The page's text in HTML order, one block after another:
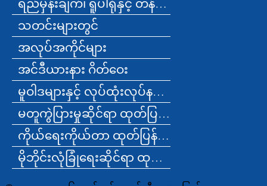
ရည်မှန်းချက်၊ ရူပါရုံနှင့် တန်ဖိုးများ
သတင်းများတွင်
အလုပ်အကိုင်များ
အင်ဒီယားနား ဂိတ်ဝေး
မူဝါဒများနှင့် လုပ်ထုံးလုပ်နည်းများ
မတူကွဲပြားမှုဆိုင်ရာ ထုတ်ပြန်ချက်
ကိုယ်ရေးကိုယ်တာ ထုတ်ပြန်ချက်
မိုဘိုင်းလုံခြုံရေးဆိုင်ရာ ထုတ်ပြန်ချက်